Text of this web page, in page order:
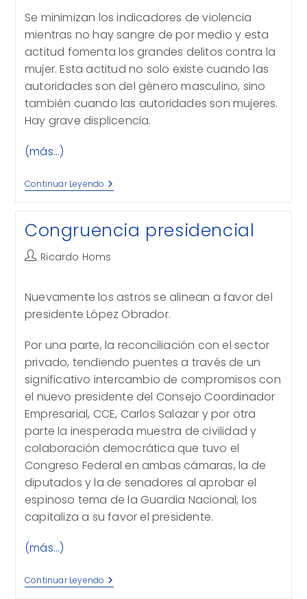
Se minimizan los indicadores de violencia
mientras no hay sangre de por medio y esta
actitud fomenta los grandes delitos contra la
mujer. Esta actitud no solo existe cuando las
autoridades son del género masculino, sino
también cuando las autoridades son mujeres.
Hay grave displicencia.
(más…)
Continuar Leyendo Pequeños
Delitos…
Congruencia presidencial
Autor
entrada:
Ricardo Homs
Nuevamente los astros se alinean a favor del
presidente López Obrador.
Por una parte, la reconciliación con el sector
privado, tendiendo puentes a través de un
significativo intercambio de compromisos con
el nuevo presidente del Consejo Coordinador
Empresarial, CCE, Carlos Salazar y por otra
parte la inesperada muestra de civilidad y
colaboración democrática que tuvo el
Congreso Federal en ambas cámaras, la de
diputados y la de senadores al aprobar el
espinoso tema de la Guardia Nacional, los
capitaliza a su favor el presidente.
(más…)
Continuar Leyendo Congruencia
Presidencial